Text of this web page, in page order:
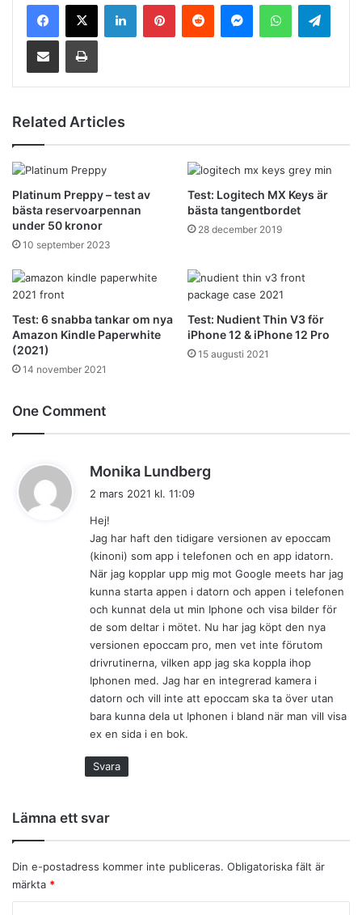
Related Articles
Platinum Preppy – test av
bästa reservoarpennan
under 50 kronor
10 september 2023
Test: Logitech MX Keys är
bästa tangentbordet
28 december 2019
Test: 6 snabba tankar om nya
Amazon Kindle Paperwhite
(2021)
14 november 2021
Test: Nudient Thin V3 för
iPhone 12 & iPhone 12 Pro
15 augusti 2021
One Comment
Monika Lundberg
v
e
r
:
2 mars 2021 kl. 11:09
Hej!
Jag har haft den tidigare versionen av epoccam
(kinoni) som app i telefonen och en app idatorn.
När jag kopplar upp mig mot Google meets har jag
kunna starta appen i datorn och appen i telefonen
och kunnat dela ut min Iphone och visa bilder för
de som deltar i mötet. Nu har jag köpt den nya
versionen epoccam pro, men vet inte förutom
drivrutinerna, vilken app jag ska koppla ihop
Iphonen med. Jag har en integrerad kamera i
datorn och vill inte att epoccam ska ta över utan
bara kunna dela ut Iphonen i bland när man vill visa
ex en sida i en bok.
Svara
Lämna ett svar
Din e-postadress kommer inte publiceras. Obligatoriska fält är
märkta *